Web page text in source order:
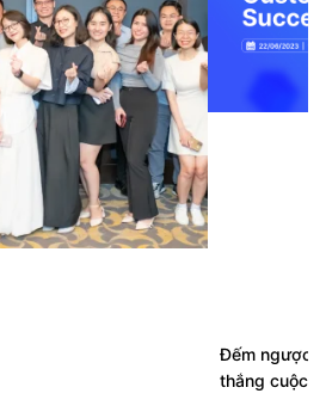
Đếm ngược
thắng cuộc